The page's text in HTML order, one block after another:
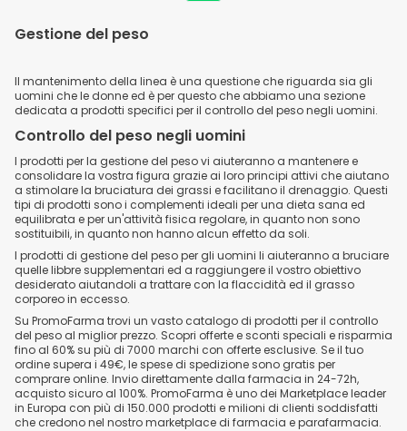
Gestione del peso
Il mantenimento della linea è una questione che riguarda sia gli
uomini che le donne ed è per questo che abbiamo una sezione
dedicata a prodotti specifici per il controllo del peso negli uomini.
Controllo del peso negli uomini
I prodotti per la gestione del peso vi aiuteranno a mantenere e
consolidare la vostra figura grazie ai loro principi attivi che aiutano
a stimolare la bruciatura dei grassi e facilitano il drenaggio. Questi
tipi di prodotti sono i complementi ideali per una dieta sana ed
equilibrata e per un'attività fisica regolare, in quanto non sono
sostituibili, in quanto non hanno alcun effetto da soli.
I prodotti di gestione del peso per gli uomini li aiuteranno a bruciare
quelle libbre supplementari ed a raggiungere il vostro obiettivo
desiderato aiutandoli a trattare con la flaccidità ed il grasso
corporeo in eccesso.
Su PromoFarma trovi un vasto catalogo di prodotti per il controllo
del peso al miglior prezzo. Scopri offerte e sconti speciali e risparmia
fino al 60% su più di 7000 marchi con offerte esclusive. Se il tuo
ordine supera i 49€, le spese di spedizione sono gratis per
comprare online. Invio direttamente dalla farmacia in 24-72h,
acquisto sicuro al 100%. PromoFarma è uno dei Marketplace leader
in Europa con più di 150.000 prodotti e milioni di clienti soddisfatti
che credono nel nostro marketplace di farmacia e parafarmacia.